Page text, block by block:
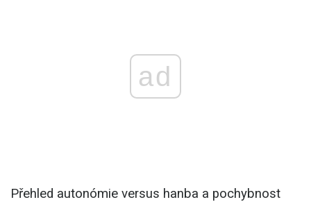
ad
Přehled autonómie versus hanba a pochybnost